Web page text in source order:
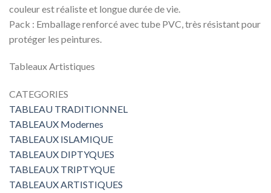
couleur est réaliste et longue durée de vie.
Pack : Emballage renforcé avec tube PVC, très résistant pour
protéger les peintures.
Tableaux Artistiques
CATEGORIES
TABLEAU TRADITIONNEL
TABLEAUX Modernes
TABLEAUX ISLAMIQUE
TABLEAUX DIPTYQUES
TABLEAUX TRIPTYQUE
TABLEAUX ARTISTIQUES